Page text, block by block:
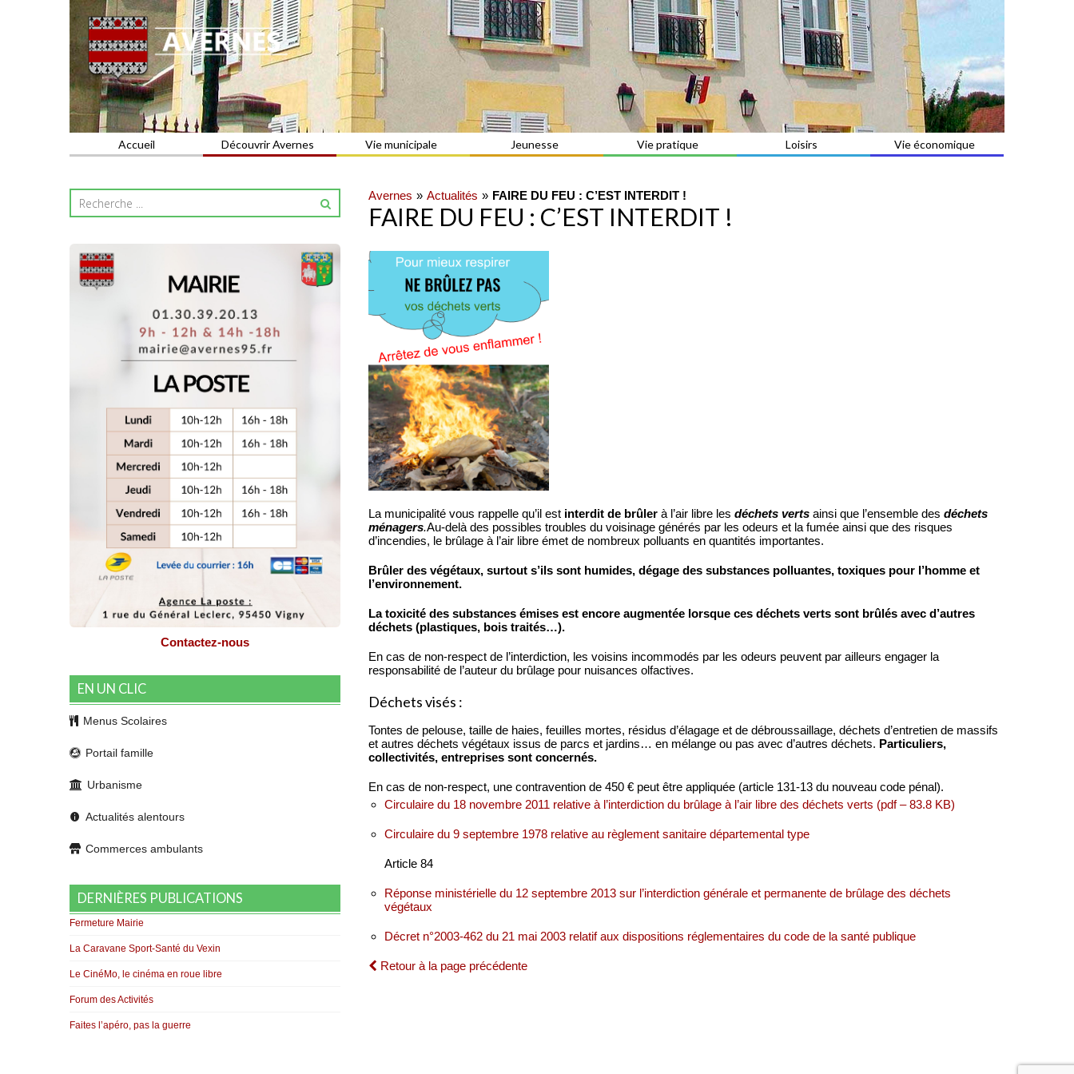
AVERNES
Commune du Val d'Oise
Accueil Découvrir Avernes Vie municipale Jeunesse Vie pratique Loisirs Vie économique
Avernes Actualités FAIRE DU FEU : C’EST INTERDIT !
FAIRE DU FEU : C’EST INTERDIT !
La municipalité vous rappelle qu’il est interdit de brûler à l’air libre lesdéchets vertsainsi que l’ensemble desdéchets
ménagers.Au-delà des possibles troubles du voisinage générés par les odeurs et la fumée ainsi que des risques
d’incendies, le brûlage à l’air libre émet de nombreux polluants en quantités importantes.
Brûler des végétaux, surtout s’ils sont humides, dégage des substances polluantes, toxiques pour l’homme et
l’environnement.
La toxicité des substances émises est encore augmentée lorsque ces déchets verts sont brûlés avec d’autres
déchets (plastiques, bois traités…).
En cas de non-respect de l’interdiction, les voisins incommodés par les odeurs peuvent par ailleurs engager la
responsabilité de l’auteur du brûlage pour nuisances olfactives.
Déchets visés :
Tontes de pelouse, taille de haies, feuilles mortes, résidus d’élagage et de débroussaillage, déchets d’entretien de massifs
et autres déchets végétaux issus de parcs et jardins… en mélange ou pas avec d’autres déchets. Particuliers,
collectivités, entreprises sont concernés.
En cas de non-respect, une contravention de 450 € peut être appliquée (article 131-13 du nouveau code pénal).
Circulaire du 18 novembre 2011 relative à l’interdiction du brûlage à l’air libre des déchets verts (pdf – 83.8 KB)
Circulaire du 9 septembre 1978 relative au règlement sanitaire départemental type
Article 84
Réponse ministérielle du 12 septembre 2013 sur l’interdiction générale et permanente de brûlage des déchets
végétaux
Décret n°2003-462 du 21 mai 2003 relatif aux dispositions réglementaires du code de la santé publique
Retour à la page précédente
Contactez-nous
EN UN CLIC
Menus Scolaires
Portail famille
Urbanisme
Actualités alentours
Commerces ambulants
DERNIÈRES PUBLICATIONS
Fermeture Mairie
La Caravane Sport-Santé du Vexin
Le CinéMo, le cinéma en roue libre
Forum des Activités
Faites l’apéro, pas la guerre